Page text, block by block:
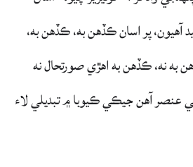
آهيون، پر اسان ڪڏهن به، ڪڏهن به،
نه، ڪڏهن به اهڙي صورتحال نه
عنصر آهن جيڪي ڪيوبا ۾ تبديلي لاء